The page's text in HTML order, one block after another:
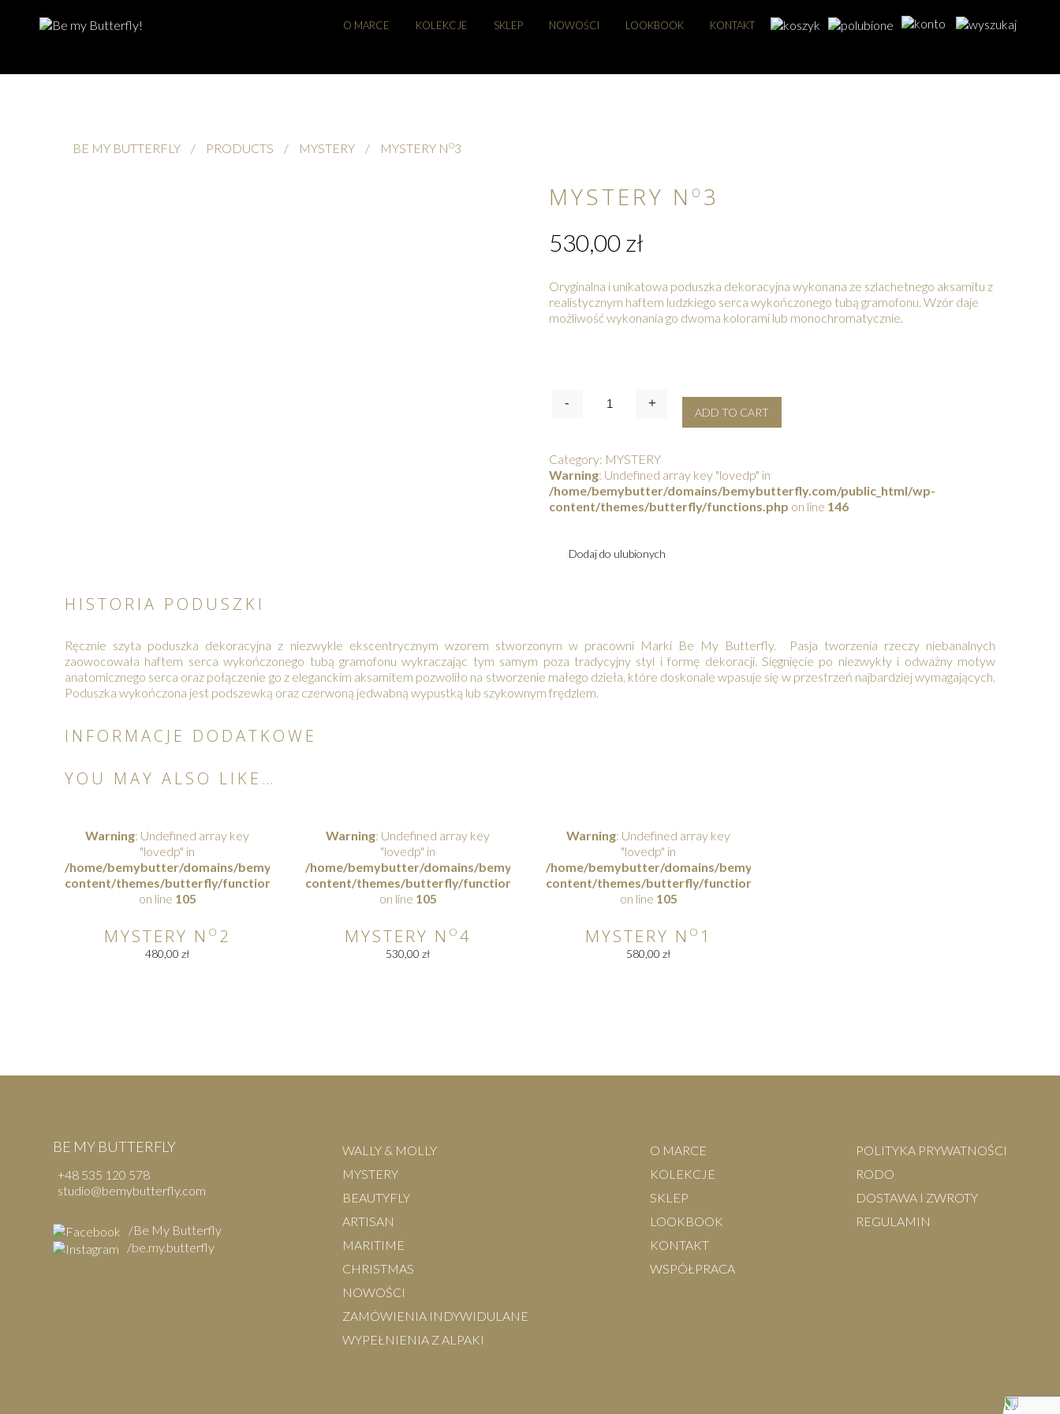
O MARCE KOLEKCJE SKLEP NOWOŚCI LOOKBOOK KONTAKT
BE MY BUTTERFLY / PRODUCTS / MYSTERY / MYSTERY NO3
MYSTERY N O 3
530,00 zł
Oryginalna i unikatowa poduszka dekoracyjna wykonana ze szlachetnego aksamitu z
realistycznym haftem ludzkiego serca wykończonego tubą gramofonu. Wzór daje
możliwość wykonania go dwoma kolorami lub monochromatycznie.
Quantity
- +
ADD TO CART
Category: MYSTERY
Warning: Undefined array key "lovedp" in
/home/bemybutter/domains/bemybutterfly.com/public_html/wp-
content/themes/butterfly/functions.php on line 146
Dodaj do ulubionych
HISTORIA PODUSZKI
Ręcznie szyta poduszka dekoracyjna z niezwykle ekscentrycznym wzorem stworzonym w pracowni Marki Be My Butterfly. Pasja tworzenia rzeczy niebanalnych
zaowocowała haftem serca wykończonego tubą gramofonu wykraczając tym samym poza tradycyjny styl i formę dekoracji. Sięgnięcie po niezwykły i odważny motyw
anatomicznego serca oraz połączenie go z eleganckim aksamitem pozwoliło na stworzenie małego dzieła, które doskonale wpasuje się w przestrzeń najbardziej wymagających.
Poduszka wykończona jest podszewką oraz czerwoną jedwabną wypustką lub szykownym frędzlem.
INFORMACJE DODATKOWE
YOU MAY ALSO LIKE…
Warning: Undefined array key
"lovedp" in
/home/bemybutter/domains/bemybutterfly.com/public_html/wp-
content/themes/butterfly/functions.php
on line 105
MYSTERY N O 2
480,00zł
Warning: Undefined array key
"lovedp" in
/home/bemybutter/domains/bemybutterfly.com/public_html/wp-
content/themes/butterfly/functions.php
on line 105
MYSTERY N O 4
530,00zł
Warning: Undefined array key
"lovedp" in
/home/bemybutter/domains/bemybutterfly.com/public_html/wp-
content/themes/butterfly/functions.php
on line 105
MYSTERY N O 1
580,00zł
BE MY BUTTERFLY
+48 535 120 578
studio@bemybutterfly.com
/Be My Butterfly
/be.my.butterfly
WALLY & MOLLY
MYSTERY
BEAUTYFLY
ARTISAN
MARITIME
CHRISTMAS
NOWOŚCI
ZAMÓWIENIA INDYWIDULANE
WYPEŁNIENIA Z ALPAKI
O MARCE
KOLEKCJE
SKLEP
LOOKBOOK
KONTAKT
WSPÓŁPRACA
POLITYKA PRYWATNOŚCI
RODO
DOSTAWA I ZWROTY
REGULAMIN